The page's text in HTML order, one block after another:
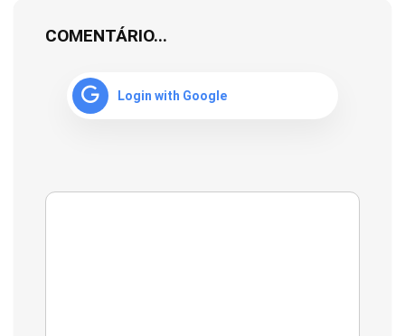
COMENTÁRIO...
Login with Google